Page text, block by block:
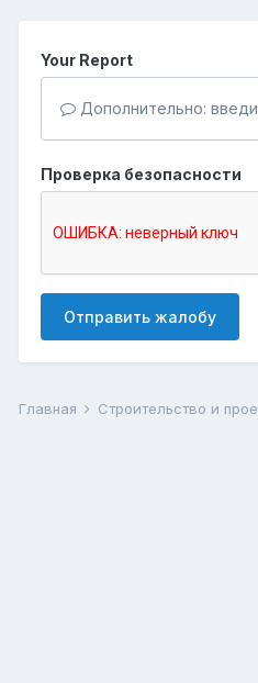
Your Report
Дополнительно:
Проверка безопасности
Отправить жалобу
Главная Строительство и